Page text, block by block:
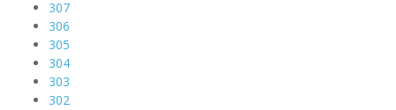
307
306
305
304
303
302